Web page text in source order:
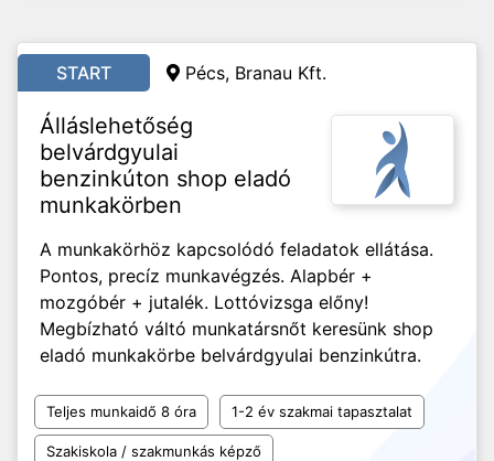
START Pécs, Branau Kft.
Álláslehetőség
belvárdgyulai
benzinkúton shop eladó
munkakörben
A munkakörhöz kapcsolódó feladatok ellátása.
Pontos, precíz munkavégzés. Alapbér +
mozgóbér + jutalék. Lottóvizsga előny!
Megbízható váltó munkatársnőt keresünk shop
eladó munkakörbe belvárdgyulai benzinkútra.
Teljes munkaidő 8 óra 1-2 év szakmai tapasztalat
Szakiskola / szakmunkás képző